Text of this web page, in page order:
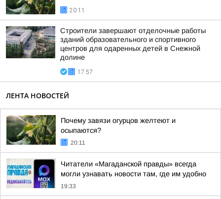
20:11
Строители завершают отделочные работы
зданий образовательного и спортивного
центров для одаренных детей в Снежной
долине
17:57
ЛЕНТА НОВОСТЕЙ
Почему завязи огурцов желтеют и
осыпаются?
20:11
Читатели «Магаданской правды» всегда
могли узнавать новости там, где им удобно
19:33